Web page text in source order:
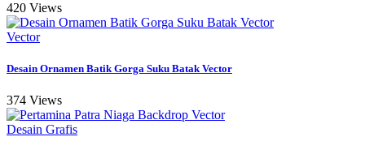
420 Views
Vector
Desain Ornamen Batik Gorga Suku Batak Vector
374 Views
Desain Grafis